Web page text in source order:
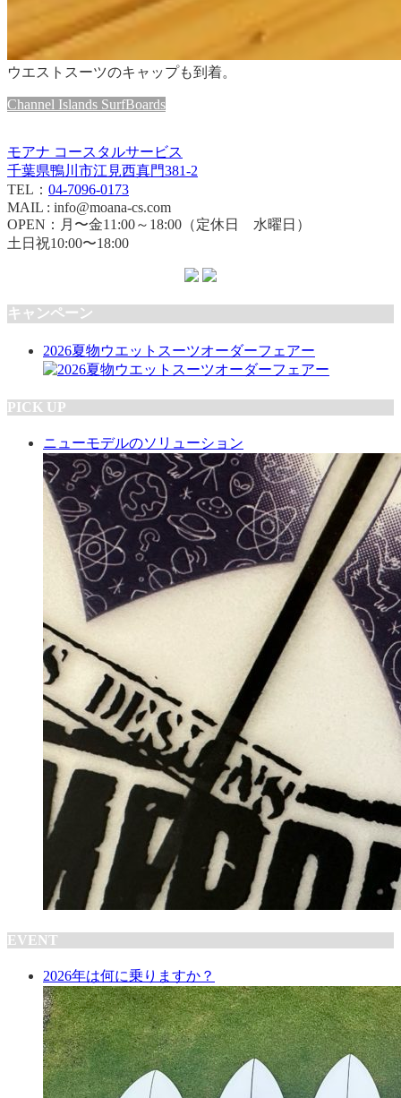
ウエストスーツのキャップも到着。
Channel Islands SurfBoards
モアナ コースタルサービス
千葉県鴨川市江見西真門381-2
TEL： 04-7096-0173
MAIL : info@moana-cs.com
OPEN：月〜金11:00～18:00（定休日 水曜日）
土日祝10:00〜18:00
キャンペーン
2026夏物ウエットスーツオーダーフェアー
PICK UP
ニューモデルのソリューション
EVENT
2026年は何に乗りますか？